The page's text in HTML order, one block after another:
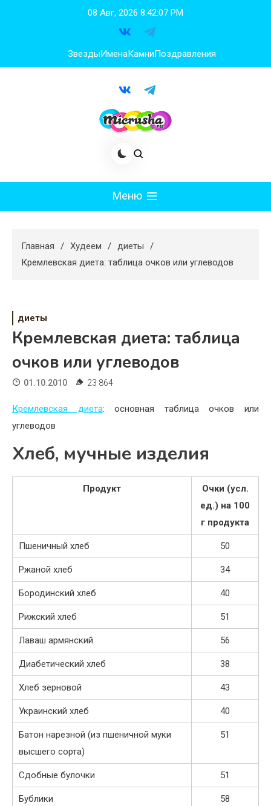
08 Авг, 2026 8:42:08 PM
ЗвездыИменаКамниПоздравления
Меню
Худеем
Свадьба
Жизнь
Хобби
Красота
Недвижимость
Главная Худеем
диеты
Кремлевская диета: таблица очков или углеводов
диеты
Кремлевская диета: таблица
очков или углеводов
01.10.2010 23 864
Кремлевская диета: основная таблица очков или
углеводов
Хлеб, мучные изделия
Продукт
Очки (усл.
ед.) на 100
г продукта
Пшеничный хлеб 50
Ржаной хлеб 34
Бородинский хлеб 40
Рижский хлеб 51
Лаваш армянский 56
Диабетический хлеб 38
Хлеб зерновой 43
Украинский хлеб 40
Батон нарезной (из пшеничной муки
высшего сорта)
51
Сдобные булочки 51
Бублики 58